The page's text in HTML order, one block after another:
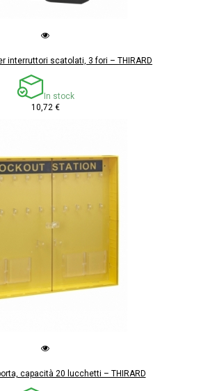
interruttori scatolati, 3 fori – THIRARD
In stock
10,72 €
capacità 20 lucchetti – THIRARD